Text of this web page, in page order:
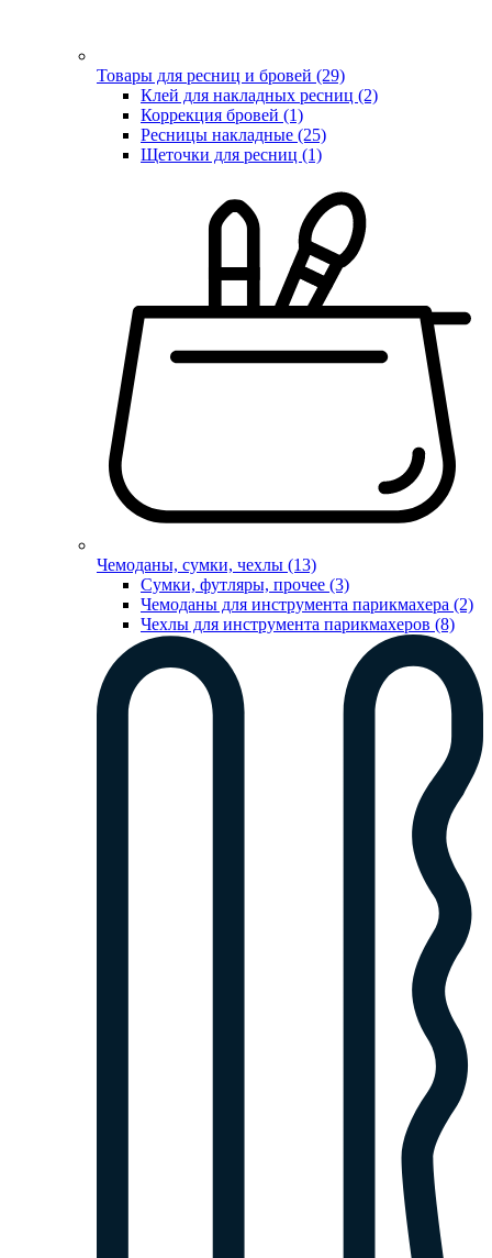
Товары для ресниц и бровей (29)
Клей для накладных ресниц (2)
Коррекция бровей (1)
Ресницы накладные (25)
Щеточки для ресниц (1)
Чемоданы, сумки, чехлы (13)
Сумки, футляры, прочее (3)
Чемоданы для инструмента парикмахера (2)
Чехлы для инструмента парикмахеров (8)